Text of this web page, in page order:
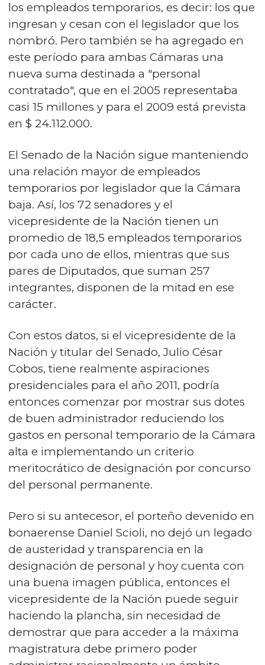
los empleados temporarios, es decir: los que
ingresan y cesan con el legislador que los
nombró. Pero también se ha agregado en
este período para ambas Cámaras una
nueva suma destinada a "personal
contratado", que en el 2005 representaba
casi 15 millones y para el 2009 está prevista
en $ 24.112.000.
El Senado de la Nación sigue manteniendo
una relación mayor de empleados
temporarios por legislador que la Cámara
baja. Así, los 72 senadores y el
vicepresidente de la Nación tienen un
promedio de 18,5 empleados temporarios
por cada uno de ellos, mientras que sus
pares de Diputados, que suman 257
integrantes, disponen de la mitad en ese
carácter.
Con estos datos, si el vicepresidente de la
Nación y titular del Senado, Julio César
Cobos, tiene realmente aspiraciones
presidenciales para el año 2011, podría
entonces comenzar por mostrar sus dotes
de buen administrador reduciendo los
gastos en personal temporario de la Cámara
alta e implementando un criterio
meritocrático de designación por concurso
del personal permanente.
Pero si su antecesor, el porteño devenido en
bonaerense Daniel Scioli, no dejó un legado
de austeridad y transparencia en la
designación de personal y hoy cuenta con
una buena imagen pública, entonces el
vicepresidente de la Nación puede seguir
haciendo la plancha, sin necesidad de
demostrar que para acceder a la máxima
magistratura debe primero poder